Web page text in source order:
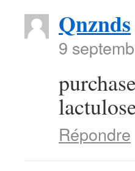
Qnznds
9
Répondre